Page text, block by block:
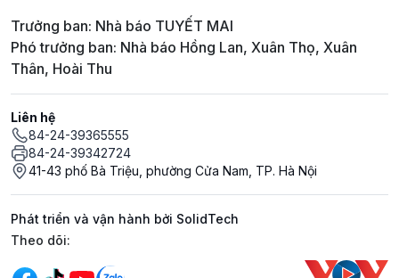
Trưởng ban: Nhà báo TUYẾT MAI
Phó trưởng ban: Nhà báo Hồng Lan, Xuân Thọ, Xuân
Thân, Hoài Thu
Liên hệ
84-24-39365555
84-24-39342724
41-43 phố Bà Triệu, phường Cửa Nam, TP. Hà Nội
Phát triển và vận hành bởi SolidTech
Mạng xã hội
Theo dõi: